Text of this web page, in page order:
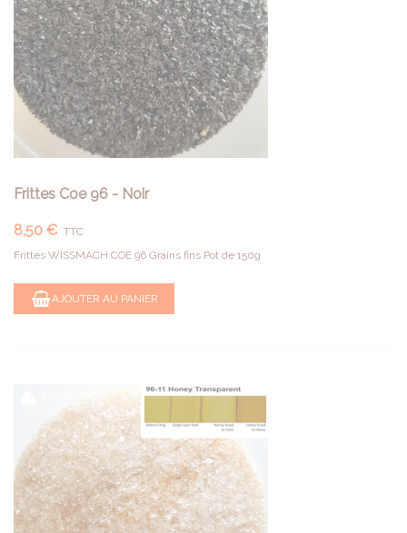
Frittes Coe 96 - Noir
8,50 € TTC
Frittes WISSMACH COE 96 Grains fins Pot de 150g
AJOUTER AU PANIER